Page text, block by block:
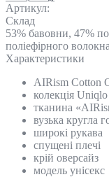
Артикул:
Склад
53% бавовни, 47%
поліефірного
Характеристики
AIRism Cotton
колекція
тканина
вузька кругла
широкі рукава
спущені плечі
крій оверсайз
модель унісекс